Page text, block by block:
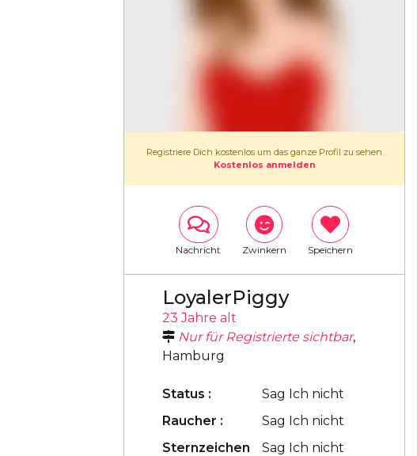
Registriere Dich kostenlos um das ganze Profil zu sehen
Kostenlos anmelden
Nachricht Zwinkern Speichern
LoyalerPiggy
23 Jahre alt
Nur für Registrierte sichtbar,
Hamburg
Status :
Sag Ich nicht
Raucher :
Sag Ich nicht
Sternzeichen
Sag Ich nicht